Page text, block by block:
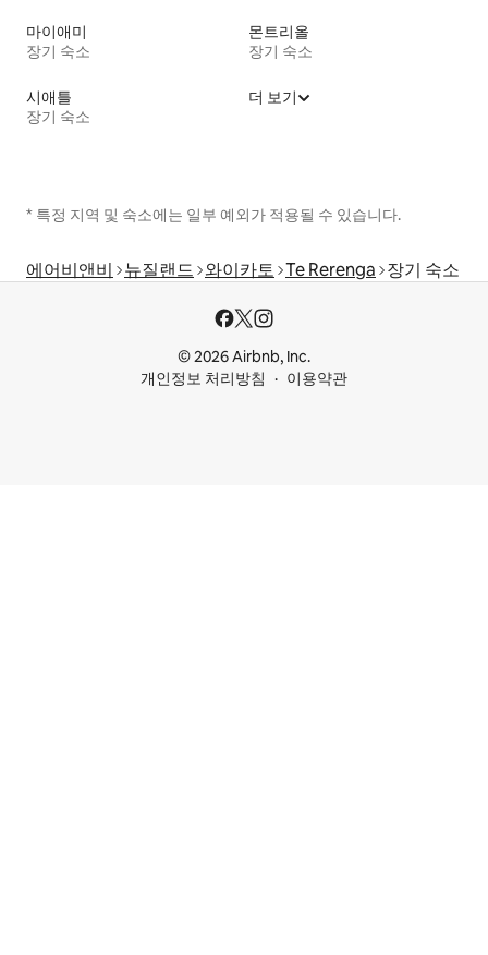
마이애미
장기 숙소
몬트리올
장기 숙소
시애틀
장기 숙소
더 보기
* 특정 지역 및 숙소에는 일부 예외가 적용될 수 있습니다.
에어비앤비 뉴질랜드 와이카토 Te Rerenga 장기 숙소
© 2026 Airbnb, Inc.
개인정보 처리방침
이용약관